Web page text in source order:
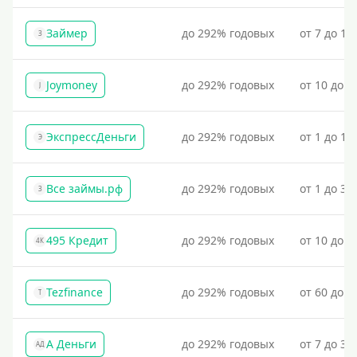
З Займер до 292% годовых от 7 до
J Joymoney до 292% годовых от 10 до
Э ЭкспрессДеньги до 292% годовых от 1 до
З Все займы.рф до 292% годовых от 1 до
4К 495 Кредит до 292% годовых от 10 до
T Tezfinance до 292% годовых от 60 до
АД А Деньги до 292% годовых от 7 до